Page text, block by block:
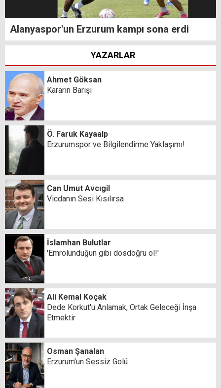
Alanyaspor'un Erzurum kampı sona erdi
YAZARLAR
Ahmet Göksan
Kararın Barışı
Ö. Faruk Kayaalp
Erzurumspor ve Bilgilendirme Yaklaşımı!
Can Umut Avcıgil
Vicdanın Sesi Kısılırsa
İslamhan Bulutlar
'Emrolunduğun gibi dosdoğru ol!'
Ali Kemal Koçak
Dede Korkut'u Anlamak, Ortak Geleceği İnşa
Etmektir
Osman Şanalan
Erzurum'un Sessiz Golü